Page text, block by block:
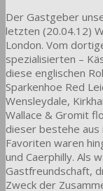
Der Gastgeber
letzten (20.04.12)
London. Vom
spezialisierten –
diese englischen
Sparkenhoe Red
Wensleydale,
Wallace & Gromit
dieser bestehe aus
Favoriten waren
und Caerphilly. Als
Gastfreundschaft,
Zweck der